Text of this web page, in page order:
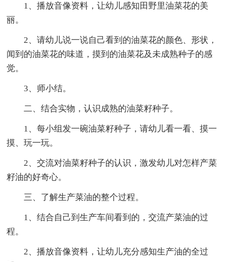
1、播放音像资料，让幼儿感知田野里油菜花的美
丽。
2、请幼儿说一说自己看到的油菜花的颜色、形状，
闻到的油菜花的味道，摸到的油菜花及未成熟种子的感
觉。
3、师小结。
二、结合实物，认识成熟的油菜籽种子。
1、每小组发一碗油菜籽种子，请幼儿看一看、摸一
摸、玩一玩。
2、交流对油菜籽种子的认识，激发幼儿对怎样产菜
籽油的好奇心。
三、了解生产菜油的整个过程。
1、结合自己到生产车间看到的，交流产菜油的过
程。
2、播放音像资料，让幼儿充分感知生产油的全过